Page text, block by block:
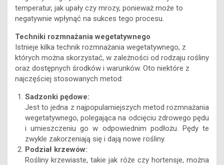
temperatur, jak upały czy mrozy, ponieważ może to
negatywnie wpłynąć na sukces tego procesu.
Techniki rozmnażania wegetatywnego
Istnieje kilka technik rozmnażania wegetatywnego, z
których można skorzystać, w zależności od rodzaju rośliny
oraz dostępnych środków i warunków. Oto niektóre z
najczęściej stosowanych metod:
Sadzonki pędowe:
Jest to jedna z najpopularniejszych metod rozmnażania
wegetatywnego, polegająca na odcięciu zdrowego pędu
i umieszczeniu go w odpowiednim podłożu. Pędy te
zwykle zakorzeniają się i dają nowe rośliny.
Podział krzewów:
Rośliny krzewiaste, takie jak róże czy hortensje, można